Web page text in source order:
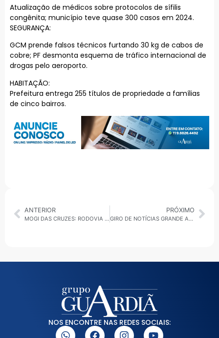
Atualização de médicos sobre protocolos de sífilis
congênita; município teve quase 300 casos em 2024.
SEGURANÇA:
GCM prende falsos técnicos furtando 30 kg de cabos de
cobre; PF desmonta esquema de tráfico internacional de
drogas pelo aeroporto.
HABITAÇÃO:
Prefeitura entrega 255 títulos de propriedade a famílias
de cinco bairros.
ANTERIOR
MOGI DAS CRUZES: RODOVIA MOGI-BERTIOGA TEM TRÁFEGO NORMAL NESTA SEXTA-FEIRA DE TEMPO QUENTE
PRÓXIMO
GIRO DE NOTÍCIAS GRANDE ABC – 22/08/2025
NOS ENCONTRE NAS REDES SOCIAIS: